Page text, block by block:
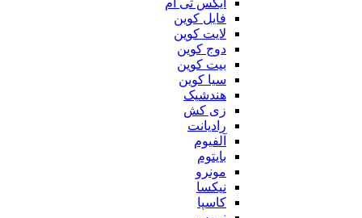
فایل کوین
لایت کوین
دوج کوین
بیت کوین
سیا کوین
هندشیک
زی کش
رادیانت
آلفیوم
بایتوم
مونرو
نیکسا
کاسپا